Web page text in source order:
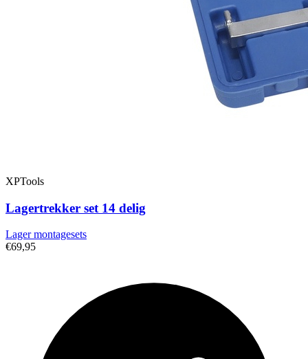
XPTools
Lagertrekker set 14 delig
Lager montagesets
€69,95